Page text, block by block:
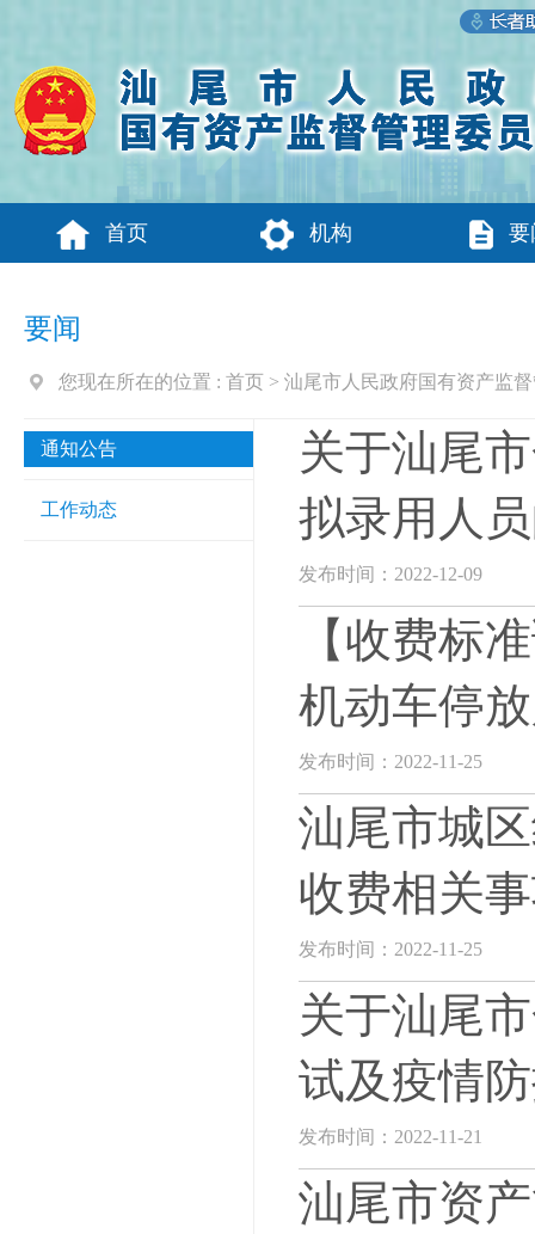
首页 机构 要
要闻
您现在所在的位置 : 首页 > 汕尾市人民政府国有资产监
通知公告
工作动态
关于汕尾
拟录用人
发布时间：2022-12-09
【收费标
机动车停
发布时间：2022-11-25
汕尾市城
收费相关
发布时间：2022-11-25
关于汕尾
试及疫情
发布时间：2022-11-21
汕尾市资